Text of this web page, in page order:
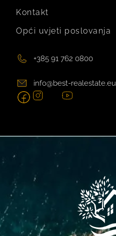
Kontakt
Opći uvjeti poslovanja
+385 91 762 0800
info@best-realestate.eu